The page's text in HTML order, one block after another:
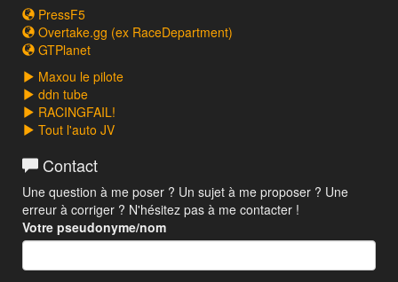
PressF5
Overtake.gg (ex RaceDepartment)
GTPlanet
Maxou le pilote
ddn tube
RACINGFAIL!
Tout l'auto JV
Contact
Une question à me poser ? Un sujet à me proposer ? Une
erreur à corriger ? N'hésitez pas à me contacter !
Votre pseudonyme/nom